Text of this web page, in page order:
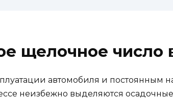
щелочное число
автомобиля и постоянным
неизбежно выделяются